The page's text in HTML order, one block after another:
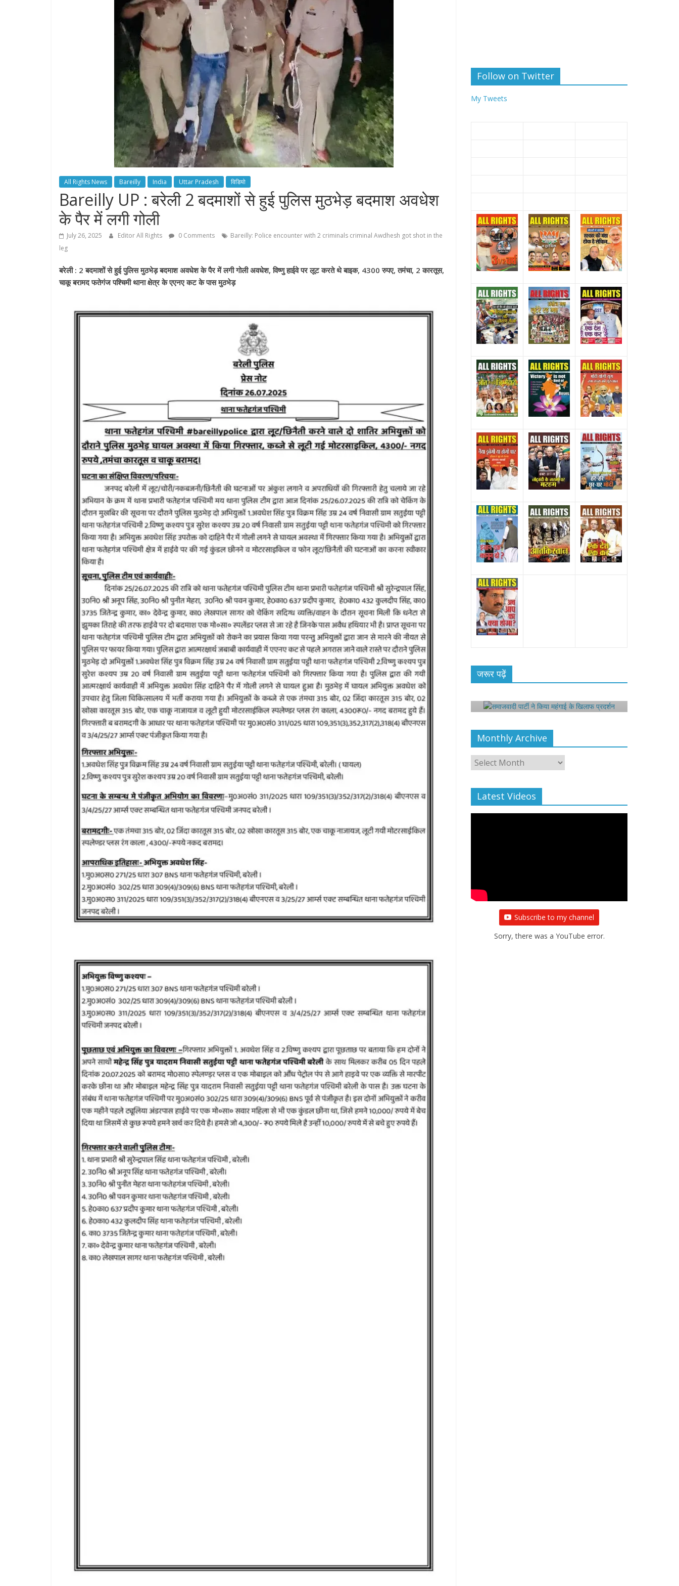
All Rights News Bareilly India Uttar Pradesh विडियो
Bareilly UP : बरेली 2 बदमाशों से हुई पुलिस मुठभेड़ बदमाश अवधेश
के पैर में लगी गोली
July 26, 2025 Editor All Rights 0 Comments
Bareilly: Police encounter with 2 criminals criminal Awdhesh got shot in the
leg
बरेली : 2 बदमाशों से हुई पुलिस मुठभेड़ बदमाश अवधेश के पैर में लगी गोली अवधेश, विष्णु हाईवे पर लूट करते थे बाइक, 4300 रुपए, तमंचा, 2 कारतूस,
चाकू बरामद फतेगंज पश्चिमी थाना क्षेत्र के एएनए कट के पास मुठभेड़
Follow on Twitter
My Tweets
जरूर पढ़ें
राजनीति हॉट राजनीतिक
समाजवादी पार्टी ने किया महंगाई के
खिलाफ प्रदर्शन
August 4, 2021 Editor All Rights 0
All Rights News Bareilly
Uttar
Pradesh
राजनीति हॉट राजनीतिक
प्रथम आगमन पर नवनियुक्त प्रदेश
उपाध्यक्ष सोनू बाल्मीकि का किया गया
स्वागत
August 6, 2021 Editor All Rights 0
All Rights News Bareilly
Pradesh
राजनीति हॉट राजनीतिक
समाजवादी पार्टी ने किया महंगाई के
खिलाफ प्रदर्शन
August 4, 2021 Editor All Rights
Pradesh
प्रथम आगमन पर नवनियुक्त प्रदेश
उपाध्यक्ष सोनू बाल्मीकि का किया गया
Monthly Archive
Monthly
Latest Videos
Subscribe to my channel